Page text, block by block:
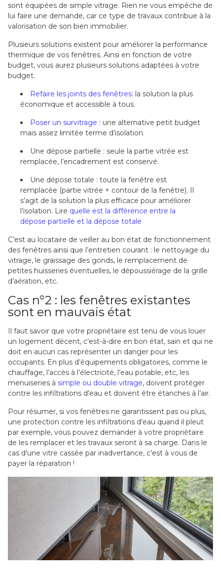
sont équipées de simple vitrage. Rien ne vous empêche de
lui faire une demande, car ce type de travaux contribue à la
valorisation de son bien immobilier.
Plusieurs solutions existent pour améliorer la performance
thermique de vos fenêtres. Ainsi en fonction de votre
budget, vous aurez plusieurs solutions adaptées à votre
budget.
Refaire les joints des fenêtres: la solution la plus
économique et accessible à tous.
Poser un survitrage : une alternative petit budget
mais assez limitée terme d’isolation.
Une dépose partielle : seule la partie vitrée est
remplacée, l’encadrement est conservé.
Une dépose totale : toute la fenêtre est
remplacée (partie vitrée + contour de la fenêtre). Il
s’agit de la solution la plus efficace pour améliorer
l’isolation. Lire quelle est la différence entre la
dépose partielle et la dépose totale
C’est au locataire de veiller au bon état de fonctionnement
des fenêtres ainsi que l’entretien courant : le nettoyage du
vitrage, le graissage des gonds, le remplacement de
petites huisseries éventuelles, le dépoussiérage de la grille
d’aération, etc.
Cas n°2 : les fenêtres existantes
sont en mauvais état
Il faut savoir que votre propriétaire est tenu de vous louer
un logement décent, c’est-à-dire en bon état, sain et qui ne
doit en aucun cas représenter un danger pour les
occupants. En plus d’équipements obligatoires, comme le
chauffage, l’accès à l’électricité, l’eau potable, etc, les
menuiseries à simple ou double vitrage, doivent protéger
contre les infiltrations d’eau et doivent être étanches à l’air.
Pour résumer, si vos fenêtres ne garantissent pas ou plus,
une protection contre les infiltrations d’eau quand il pleut
par exemple, vous pouvez demander à votre propriétaire
de les remplacer et les travaux seront à sa charge. Dans le
cas d’une vitre cassée par inadvertance, c’est à vous de
payer la réparation !